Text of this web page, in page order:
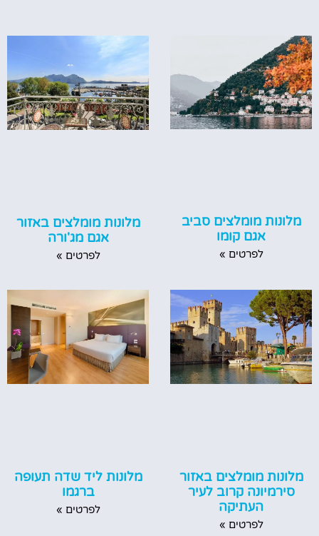
מלונות מומלצים סביב
אגם קומו
לפרטים »
מלונות מומלצים באזור
אגם מג'ורה
לפרטים »
מלונות מומלצים באזור
סירמיונה קרוב לעיר
העתיקה
לפרטים »
מלונות ליד שדה תעופה
ברגמו
לפרטים »